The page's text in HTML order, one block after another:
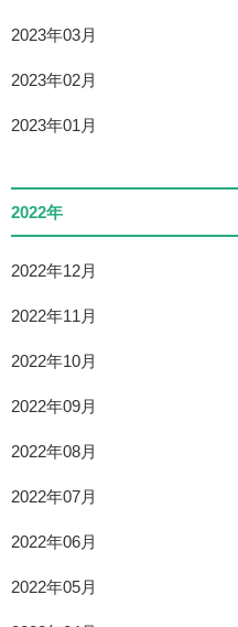
2023年03月
2023年02月
2023年01月
2022年
2022年12月
2022年11月
2022年10月
2022年09月
2022年08月
2022年07月
2022年06月
2022年05月